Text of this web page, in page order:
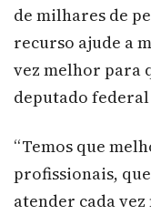
de milhares de
recurso ajude a
vez melhor para
deputado
“Temos que
profissionais,
atender cada